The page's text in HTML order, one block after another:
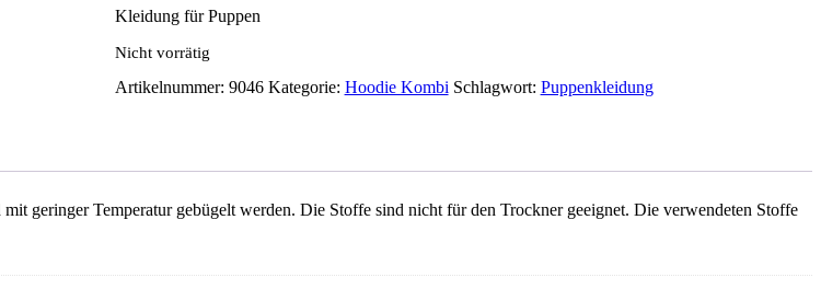
Kleidung für Puppen
Nicht vorrätig
Artikelnummer: 9046 Kategorie: Hoodie Kombi Schlagwort: Puppenkleidung
geringer Temperatur gebügelt werden. Die Stoffe sind nicht für den Trockner geeignet. Die verwendeten Stoffe